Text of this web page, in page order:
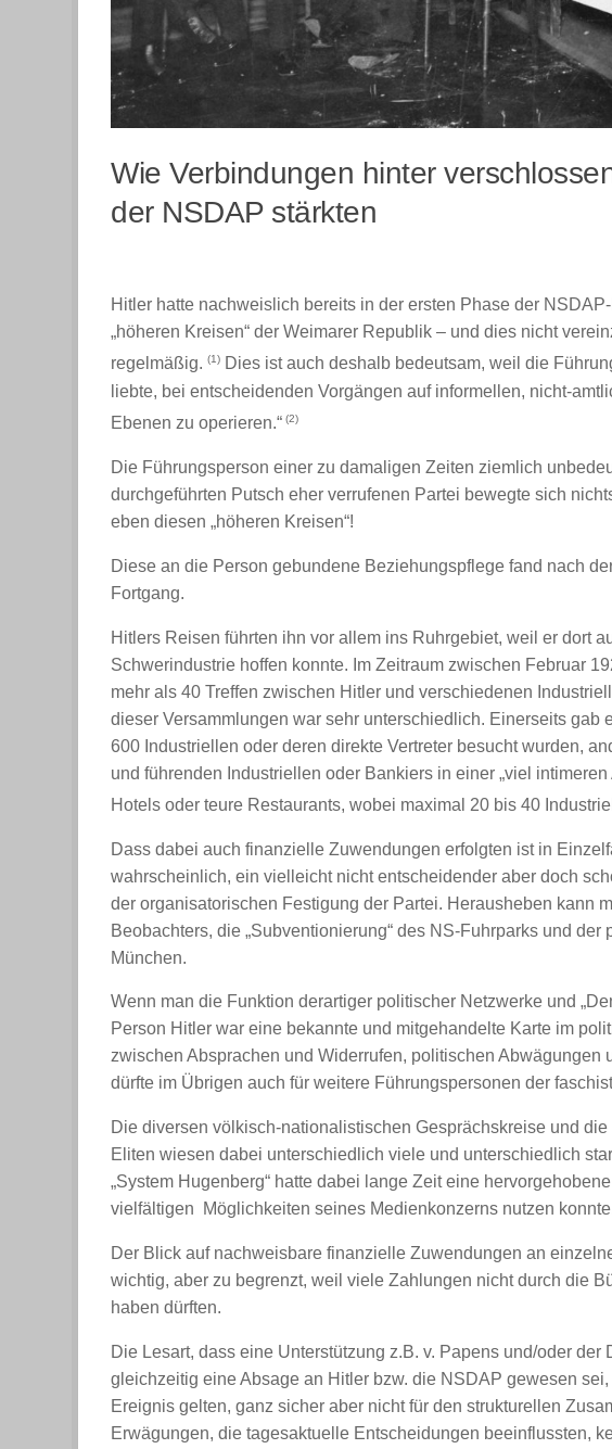
Wie Verbindungen hinter
der NSDAP stärkten
Hitler hatte nachweislich bereits in der ersten Phase der
„höheren Kreisen“ der Weimarer Republik – und dies nicht
regelmäßig. (1) Dies ist auch deshalb bedeutsam, weil die
liebte, bei entscheidenden Vorgängen auf informellen, nicht-
Ebenen zu operieren.“ (2)
Die Führungsperson einer zu damaligen Zeiten ziemlich
durchgeführten Putsch eher verrufenen Partei bewegte sich
eben diesen „höheren Kreisen“!
Diese an die Person gebundene Beziehungspflege fand nach
Fortgang.
Hitlers Reisen führten ihn vor allem ins Ruhrgebiet, weil er dort
Schwerindustrie hoffen konnte. Im Zeitraum zwischen Februar
mehr als 40 Treffen zwischen Hitler und verschiedenen
dieser Versammlungen war sehr unterschiedlich. Einerseits gab
600 Industriellen oder deren direkte Vertreter besucht wurden,
und führenden Industriellen oder Bankiers in einer „viel
Hotels oder teure Restaurants, wobei maximal 20 bis 40
Dass dabei auch finanzielle Zuwendungen erfolgten ist in
wahrscheinlich, ein vielleicht nicht entscheidender aber doch
der organisatorischen Festigung der Partei. Herausheben kann
Beobachters, die „Subventionierung“ des NS-Fuhrparks und der
München.
Wenn man die Funktion derartiger politischer Netzwerke und
Person Hitler war eine bekannte und mitgehandelte Karte im
zwischen Absprachen und Widerrufen, politischen Abwägungen
dürfte im Übrigen auch für weitere Führungspersonen der
Die diversen völkisch-nationalistischen Gesprächskreise und
Eliten wiesen dabei unterschiedlich viele und unterschiedlich
„System Hugenberg“ hatte dabei lange Zeit eine
vielfältigen Möglichkeiten seines Medienkonzerns nutzen
Der Blick auf nachweisbare finanzielle Zuwendungen an
wichtig, aber zu begrenzt, weil viele Zahlungen nicht durch die
haben dürften.
Die Lesart, dass eine Unterstützung z.B. v. Papens und/oder
gleichzeitig eine Absage an Hitler bzw. die NSDAP gewesen
Ereignis gelten, ganz sicher aber nicht für den strukturellen
Erwägungen, die tagesaktuelle Entscheidungen beeinflussten,